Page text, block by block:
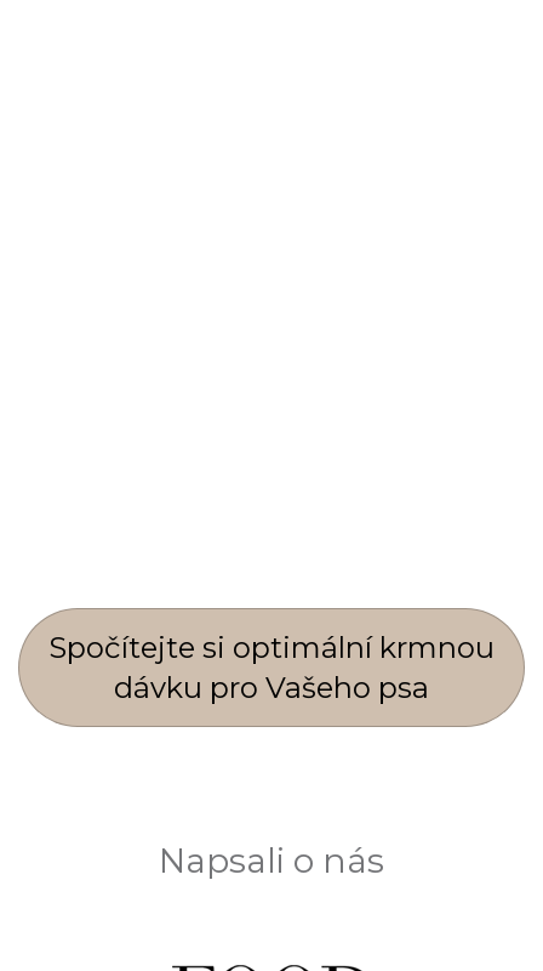
Spočí­tejte si optimální krmnou
dávku pro Vašeho psa
Napsali o nás